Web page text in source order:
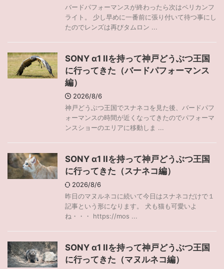
バードパフォーマンスが終わったら次はペリカンフ
ライト。 少し早めに一番前に張り付いて待つ事にし
たのでレンズは再びタムロン ...
SONY α1 IIを持って神戸どうぶつ王国
に行ってきた（バードパフォーマンス
編）
2026/8/6
神戸どうぶつ王国でスナネコを見た後、バードパフ
ォーマンスの時間が近くなってきたのでパフォーマ
ンスショーのエリアに移動しま ...
SONY α1 IIを持って神戸どうぶつ王国
に行ってきた（スナネコ編）
2026/8/6
昨日のマヌルネコに続いて今日はスナネコだけで１
記事という形になります。 犬も猫も可愛いよ
ね・・・ https://mos ...
SONY α1 IIを持って神戸どうぶつ王国
に行ってきた（マヌルネコ編）